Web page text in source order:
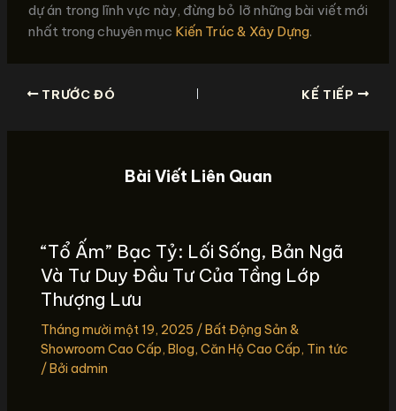
dự án trong lĩnh vực này, đừng bỏ lỡ những bài viết mới
nhất trong chuyên mục Kiến Trúc & Xây Dựng.
TRƯỚC ĐÓ KẾ TIẾP
Bài Viết Liên Quan
“Tổ Ấm” Bạc Tỷ: Lối Sống, Bản Ngã
Và Tư Duy Đầu Tư Của Tầng Lớp
Thượng Lưu
Tháng mười một 19, 2025 /Bất Động Sản &
Showroom Cao Cấp, Blog, Căn Hộ Cao Cấp, Tin tức
/ Bởi admin